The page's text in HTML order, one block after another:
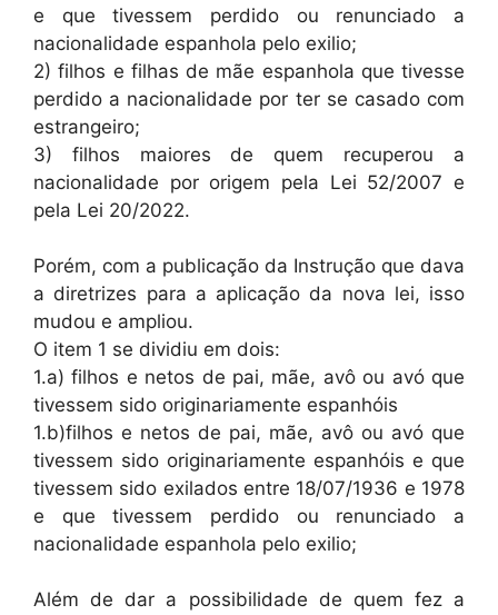
e que tivessem perdido ou renunciado a
nacionalidade espanhola pelo exilio;
2) filhos e filhas de mãe espanhola que tivesse
perdido a nacionalidade por ter se casado com
estrangeiro;
3) filhos maiores de quem recuperou a
nacionalidade por origem pela Lei 52/2007 e
pela Lei 20/2022.
Porém, com a publicação da Instrução que dava
a diretrizes para a aplicação da nova lei, isso
mudou e ampliou.
O item 1 se dividiu em dois:
1.a) filhos e netos de pai, mãe, avô ou avó que
tivessem sido originariamente espanhóis
1.b)filhos e netos de pai, mãe, avô ou avó que
tivessem sido originariamente espanhóis e que
tivessem sido exilados entre 18/07/1936 e 1978
e que tivessem perdido ou renunciado a
nacionalidade espanhola pelo exilio;
Além de dar a possibilidade de quem fez a